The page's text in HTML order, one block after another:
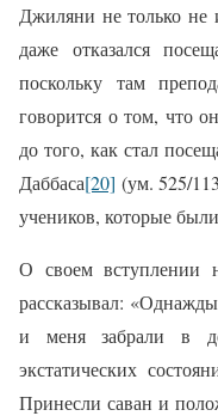
Джиляни не только не
даже отказался
поскольку там
говорится о том, что он
до того, как стал
Даббаса[20] (ум. 525/
учеников, которые
О своем вступлении
рассказывал:
и меня забрали в
экстатических
Принесли саван и